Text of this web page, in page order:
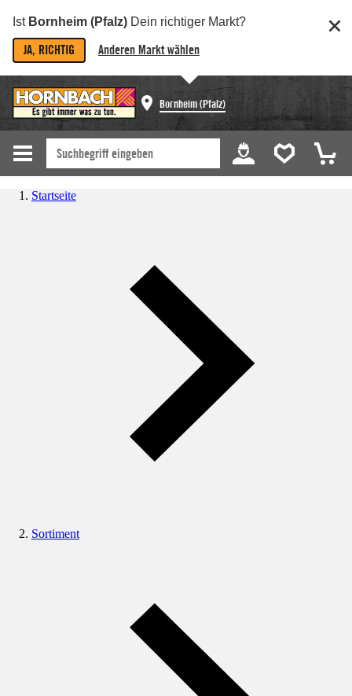
Ist Bornheim (Pfalz) Dein richtiger Markt?
JA, RICHTIG Anderen Markt wählen
Bornheim (Pfalz)
Startseite
Sortiment